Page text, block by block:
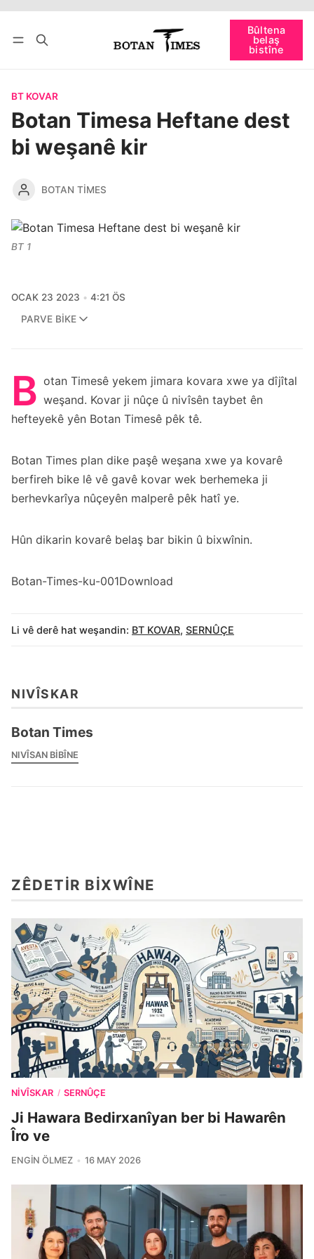
Bûltena
belaş
bistîne
bişopîne
BT KOVAR
Botan Timesa Heftane dest
bi weşanê kir
BOTAN TIMES
BT 1
OCAK 23 2023
4:21 ÖS
PARVE BIKE
B otan Timesê yekem jimara kovara xwe ya dîjîtal
weşand. Kovar ji nûçe û nivîsên taybet ên
hefteyekê yên Botan Timesê pêk tê.
Botan Times plan dike paşê weşana xwe ya kovarê
berfireh bike lê vê gavê kovar wek berhemeka ji
berhevkarîya nûçeyên malperê pêk hatî ye.
Hûn dikarin kovarê belaş bar bikin û bixwînin.
Botan-Times-ku-001Download
Li vê derê hat weşandin: BT KOVAR, SERNÛÇE
NIVÎSKAR
Botan Times
NIVÎSAN BIBÎNE
ZÊDETIR BIXWÎNE
NIVÎSKAR / SERNÛÇE
Ji Hawara Bedirxanîyan ber bi Hawarên
Îro ve
ENGIN ÖLMEZ 16 MAY 2026